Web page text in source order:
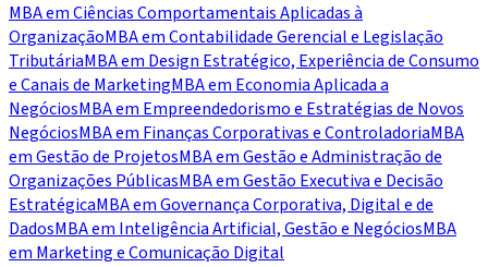
MBA em Ciências Comportamentais Aplicadas à
OrganizaçãoMBA em Contabilidade Gerencial e Legislação
TributáriaMBA em Design Estratégico, Experiência de Consumo
e Canais de MarketingMBA em Economia Aplicada a
NegóciosMBA em Empreendedorismo e Estratégias de Novos
NegóciosMBA em Finanças Corporativas e ControladoriaMBA
em Gestão de ProjetosMBA em Gestão e Administração de
Organizações PúblicasMBA em Gestão Executiva e Decisão
EstratégicaMBA em Governança Corporativa, Digital e de
DadosMBA em Inteligência Artificial, Gestão e NegóciosMBA
em Marketing e Comunicação Digital